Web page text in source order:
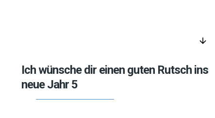
arrow_downward
Ich wünsche dir einen guten Rutsch ins
neue Jahr 5